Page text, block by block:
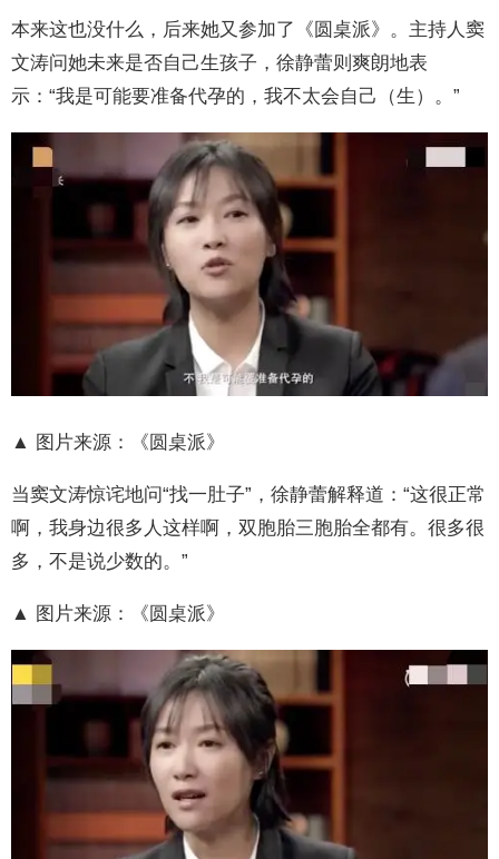
本来这也没什么，后来她又参加了《圆桌派》。主持人窦
文涛问她未来是否自己生孩子，徐静蕾则爽朗地表
示：“我是可能要准备代孕的，我不太会自己（生）。”
▲ 图片来源：《圆桌派》
当窦文涛惊诧地问“找一肚子”，徐静蕾解释道：“这很正常
啊，我身边很多人这样啊，双胞胎三胞胎全都有。很多很
多，不是说少数的。”
▲ 图片来源：《圆桌派》